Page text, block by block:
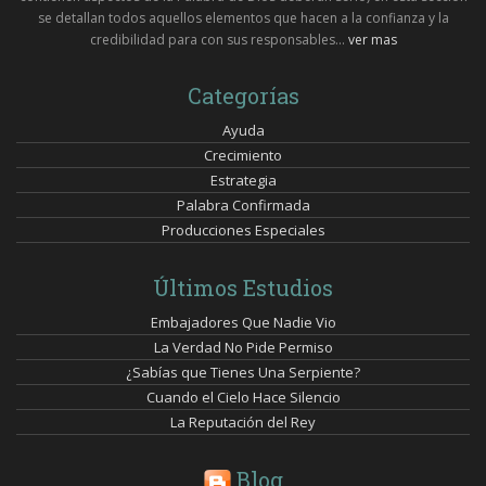
se detallan todos aquellos elementos que hacen a la confianza y la
credibilidad para con sus responsables... ver mas
Categorías
Ayuda
Crecimiento
Estrategia
Palabra Confirmada
Producciones Especiales
Últimos Estudios
Embajadores Que Nadie Vio
La Verdad No Pide Permiso
¿Sabías que Tienes Una Serpiente?
Cuando el Cielo Hace Silencio
La Reputación del Rey
Blog